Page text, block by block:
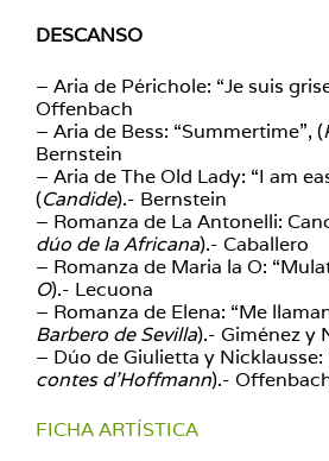
DESCANSO
– Aria de Périchole: “Je suis
Offenbach
– Aria de Bess: “Summertime”, (
Bernstein
– Aria de The Old Lady: “I am
(Candide).- Bernstein
– Romanza de La Antonelli:
dúo de la Africana).- Caballero
– Romanza de Maria la O:
O).- Lecuona
– Romanza de Elena: “Me
Barbero de Sevilla).- Giménez y
– Dúo de Giulietta y Nicklausse:
contes d’Hoffmann).-
FICHA ARTÍSTICA